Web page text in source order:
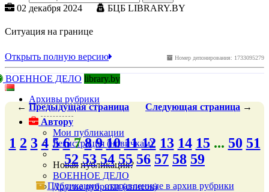
02 декабря 2024 БЦБ LIBRARY.BY
Ситуация на границе
Номер депонирования: 1733095279
Открыть полную версию
ВОЕННОЕ ДЕЛО library.by
Архивы рубрики
Автору
Мои публикации
Регистрация (новичкам)
Новая публикация?
ВОЕННОЕ ДЕЛО
Другие рубрики (список)
← Предыдущаястраница Следующая страница →
1 2 3 4 5 6 7 8 9 10 11 12 13 14 15 ... 50 51
52 53 54 55 56 57 58 59
Публикации, отправленные в архив рубрики